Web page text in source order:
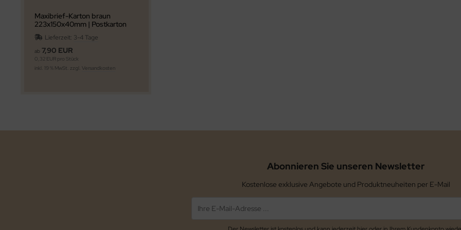
Maxibrief-Karton braun
223x150x40mm | Postkarton
DHL Deutsche Post
Warensendung Büchersendung
| ab 25 Stk. Staffelpreise
Lieferzeit: 3-4 Tage
ab 7,90 EUR
0,32 EUR pro Stück
inkl. 19 % MwSt. zzgl. Versandkosten
Abonnieren Sie unseren Newsletter
Kostenlose exklusive Angebote und Produktneuheiten per E-Mail